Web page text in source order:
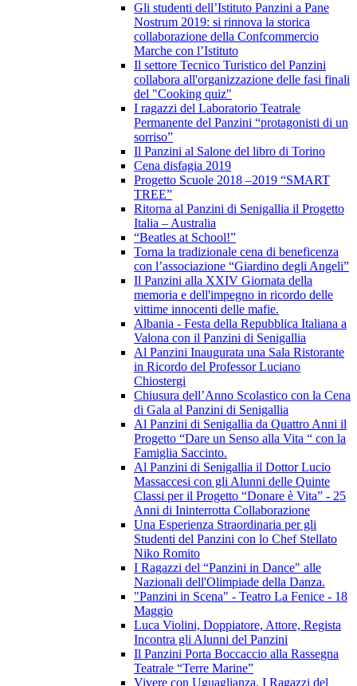
Gli studenti dell’Istituto Panzini a Pane
Nostrum 2019: si rinnova la storica
collaborazione della Confcommercio
Marche con l’Istituto
Il settore Tecnico Turistico del Panzini
collabora all'organizzazione delle fasi finali
del "Cooking quiz"
I ragazzi del Laboratorio Teatrale
Permanente del Panzini “protagonisti di un
sorriso”
Il Panzini al Salone del libro di Torino
Cena disfagia 2019
Progetto Scuole 2018 –2019 “SMART
TREE”
Ritorna al Panzini di Senigallia il Progetto
Italia – Australia
“Beatles at School!”
Torna la tradizionale cena di beneficenza
con l’associazione “Giardino degli Angeli”
Il Panzini alla XXIV Giornata della
memoria e dell'impegno in ricordo delle
vittime innocenti delle mafie.
Albania - Festa della Repubblica Italiana a
Valona con il Panzini di Senigallia
Al Panzini Inaugurata una Sala Ristorante
in Ricordo del Professor Luciano
Chiostergi
Chiusura dell’Anno Scolastico con la Cena
di Gala al Panzini di Senigallia
Al Panzini di Senigallia da Quattro Anni il
Progetto “Dare un Senso alla Vita “ con la
Famiglia Saccinto.
Al Panzini di Senigallia il Dottor Lucio
Massaccesi con gli Alunni delle Quinte
Classi per il Progetto “Donare è Vita” - 25
Anni di Ininterrotta Collaborazione
Una Esperienza Straordinaria per gli
Studenti del Panzini con lo Chef Stellato
Niko Romito
I Ragazzi del “Panzini in Dance" alle
Nazionali dell'Olimpiade della Danza.
"Panzini in Scena" - Teatro La Fenice - 18
Maggio
Luca Violini, Doppiatore, Attore, Regista
Incontra gli Alunni del Panzini
Il Panzini Porta Boccaccio alla Rassegna
Teatrale “Terre Marine”
Vivere con Uguaglianza. I Ragazzi del